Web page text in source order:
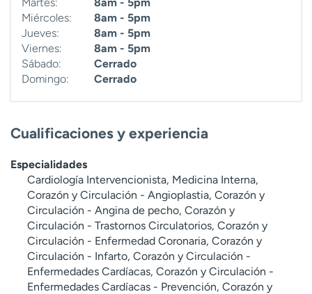
Miércoles:
8am - 5pm
Jueves:
8am - 5pm
Viernes:
8am - 5pm
Sábado:
Cerrado
Domingo:
Cerrado
Cualificaciones y experiencia
Especialidades
Cardiología Intervencionista, Medicina Interna,
Corazón y Circulación - Angioplastia, Corazón y
Circulación - Angina de pecho, Corazón y
Circulación - Trastornos Circulatorios, Corazón y
Circulación - Enfermedad Coronaria, Corazón y
Circulación - Infarto, Corazón y Circulación -
Enfermedades Cardíacas, Corazón y Circulación -
Enfermedades Cardíacas - Prevención, Corazón y